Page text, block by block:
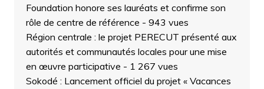
Foundation honore ses lauréats et confirme son
rôle de centre de référence - 943 vues
Région centrale : le projet PERECUT présenté aux
autorités et communautés locales pour une mise
en œuvre participative - 1 267 vues
Sokodé : Lancement officiel du projet « Vacances